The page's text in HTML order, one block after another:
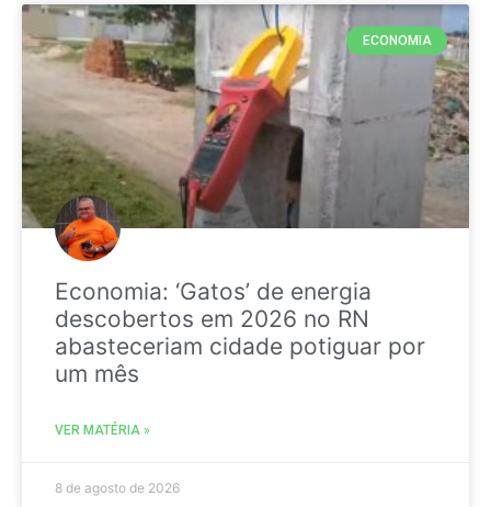
ECONOMIA
Economia: ‘Gatos’ de energia
descobertos em 2026 no RN
abasteceriam cidade potiguar por
um mês
VER MATÉRIA »
8 de agosto de 2026